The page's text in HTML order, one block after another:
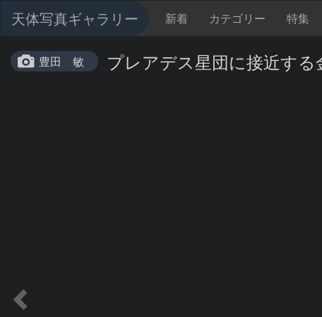
天体写真ギャラリー 新着 カテゴリー 特集
豊田 敏 プレアデス星団に接近する